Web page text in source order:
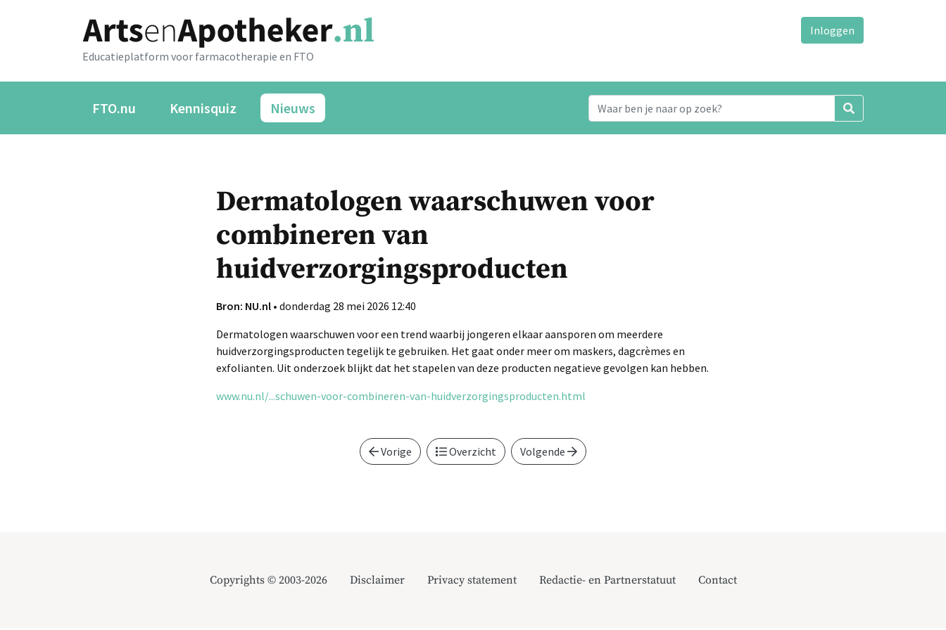
Educatieplatform voor farmacotherapie en FTO
Inloggen
FTO.nu Kennisquiz Nieuws
Dermatologen waarschuwen voor
combineren van
huidverzorgingsproducten
Bron: NU.nl • donderdag 28 mei 2026 12:40
Dermatologen waarschuwen voor een trend waarbij jongeren elkaar aansporen om meerdere
huidverzorgingsproducten tegelijk te gebruiken. Het gaat onder meer om maskers, dagcrèmes en
exfolianten. Uit onderzoek blijkt dat het stapelen van deze producten negatieve gevolgen kan hebben.
www.nu.nl/...schuwen-voor-combineren-van-huidverzorgingsproducten.html
Vorige Overzicht Volgende
Copyrights © 2003-2026 Disclaimer Privacy statement Redactie- en Partnerstatuut Contact